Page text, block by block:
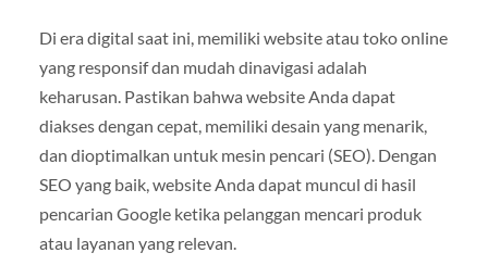
Di era digital saat ini, memiliki website atau toko online
yang responsif dan mudah dinavigasi adalah
keharusan. Pastikan bahwa website Anda dapat
diakses dengan cepat, memiliki desain yang menarik,
dan dioptimalkan untuk mesin pencari (SEO). Dengan
SEO yang baik, website Anda dapat muncul di hasil
pencarian Google ketika pelanggan mencari produk
atau layanan yang relevan.